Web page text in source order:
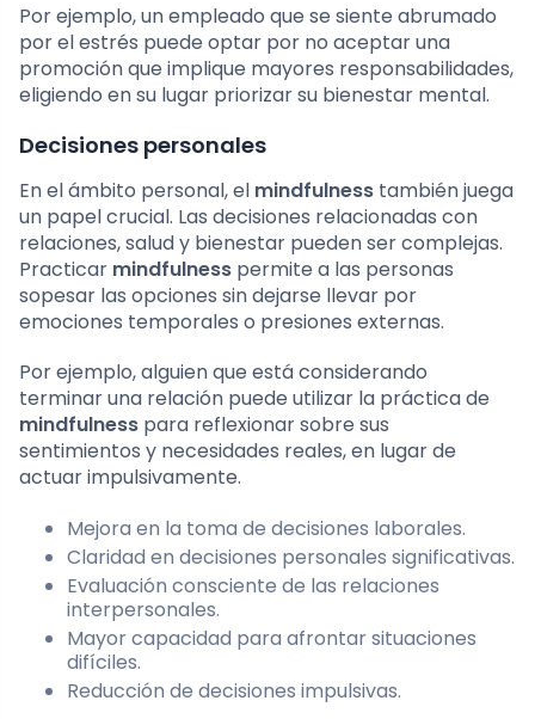
Por ejemplo, un empleado que se siente abrumado
por el estrés puede optar por no aceptar una
promoción que implique mayores responsabilidades,
eligiendo en su lugar priorizar su bienestar mental.
Decisiones personales
En el ámbito personal, el mindfulness también juega
un papel crucial. Las decisiones relacionadas con
relaciones, salud y bienestar pueden ser complejas.
Practicar mindfulness permite a las personas
sopesar las opciones sin dejarse llevar por
emociones temporales o presiones externas.
Por ejemplo, alguien que está considerando
terminar una relación puede utilizar la práctica de
mindfulness para reflexionar sobre sus
sentimientos y necesidades reales, en lugar de
actuar impulsivamente.
Mejora en la toma de decisiones laborales.
Claridad en decisiones personales significativas.
Evaluación consciente de las relaciones
interpersonales.
Mayor capacidad para afrontar situaciones
difíciles.
Reducción de decisiones impulsivas.